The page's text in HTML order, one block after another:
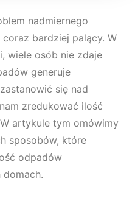
nadmiernego
bardziej palący. W
wiele osób nie zdaje
generuje
się nad
zredukować ilość
artykule tym omówimy
sposobów, które
odpadów